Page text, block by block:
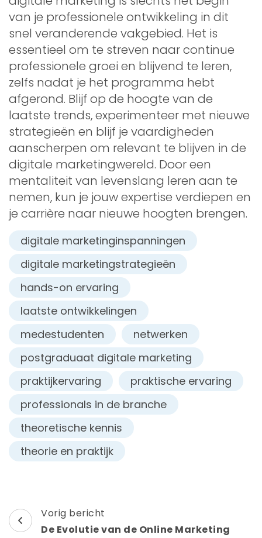
van je professionele ontwikkeling in dit
snel veranderende vakgebied. Het is
essentieel om te streven naar continue
professionele groei en blijvend te leren,
zelfs nadat je het programma hebt
afgerond. Blijf op de hoogte van de
laatste trends, experimenteer met nieuwe
strategieën en blijf je vaardigheden
aanscherpen om relevant te blijven in de
digitale marketingwereld. Door een
mentaliteit van levenslang leren aan te
nemen, kun je jouw expertise verdiepen en
je carrière naar nieuwe hoogten brengen.
digitale marketinginspanningen
digitale marketingstrategieën
hands-on ervaring
laatste ontwikkelingen
medestudenten
netwerken
postgraduaat digitale marketing
praktijkervaring
praktische ervaring
professionals in de branche
theoretische kennis
theorie en praktijk
Berichtnavigatie
Vorig bericht
De Evolutie van de Online Marketing